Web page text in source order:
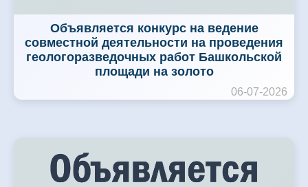
Объявляется конкурс на ведение
совместной деятельности на проведения
геологоразведочных работ Башкольской
площади на золото
06-07-2026